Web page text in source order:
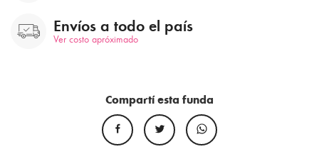
Envíos a todo el país
Ver costo apróximado
Compartí esta funda